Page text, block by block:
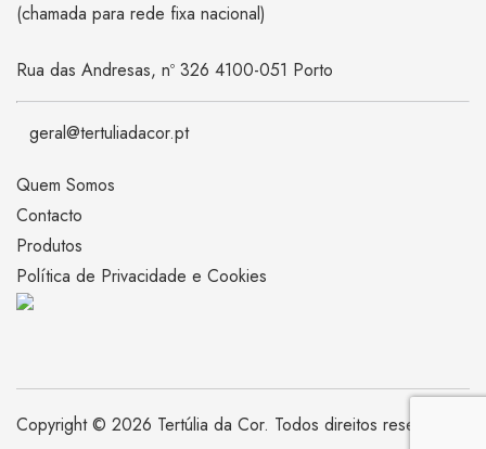
(chamada para rede fixa nacional)
Rua das Andresas, nº 326 4100-051 Porto
geral@tertuliadacor.pt
Quem Somos
Contacto
Produtos
Política de Privacidade e Cookies
Copyright © 2026 Tertúlia da Cor. Todos direitos reservados